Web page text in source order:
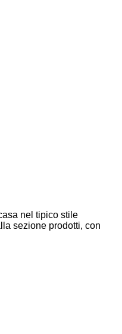
nel tipico stile
sezione prodotti, con